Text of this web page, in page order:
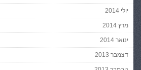
יולי 2014
מרץ 2014
ינואר 2014
דצמבר 2013